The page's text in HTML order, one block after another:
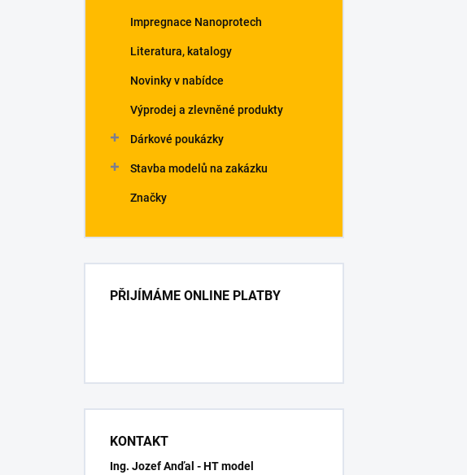
Impregnace Nanoprotech
Literatura, katalogy
Novinky v nabídce
Výprodej a zlevněné produkty
Dárkové poukázky
Stavba modelů na zakázku
Značky
PŘIJÍMÁME ONLINE PLATBY
KONTAKT
Ing. Jozef Anďal - HT model